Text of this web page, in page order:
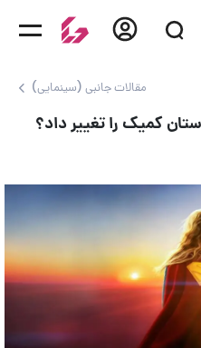
مقالات جانبی (سینمایی)
کمیک را تغییر داد؟